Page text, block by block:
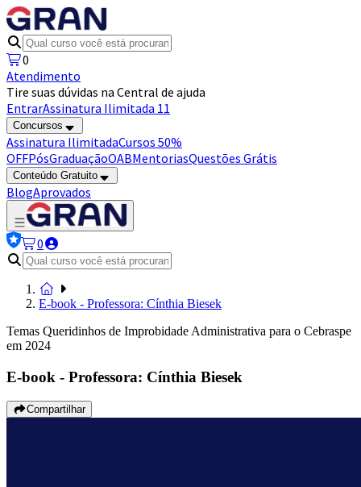
0
Atendimento
Tire suas dúvidas na Central de ajuda
EntrarAssinatura Ilimitada 11
Concursos
Assinatura IlimitadaCursos 50%
OFFPósGraduaçãoOABMentoriasQuestões Grátis
Conteúdo Gratuito
BlogAprovados
0
E-book - Professora: Cínthia Biesek
Temas Queridinhos de Improbidade Administrativa para o Cebraspe
em 2024
E-book - Professora: Cínthia Biesek
Compartilhar